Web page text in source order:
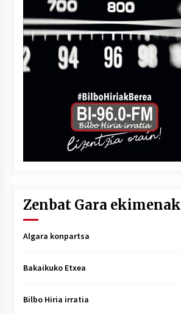
Zenbat Gara ekimenak
Algara konpartsa
Bakaikuko Etxea
Bilbo Hiria irratia